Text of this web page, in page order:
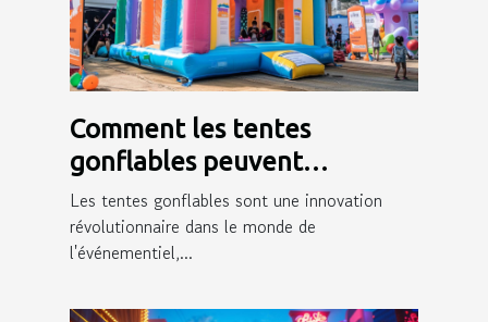
Comment les tentes
gonflables peuvent
dynamiser votre présence
événementielle
Les tentes gonflables sont une innovation
révolutionnaire dans le monde de
l'événementiel,...